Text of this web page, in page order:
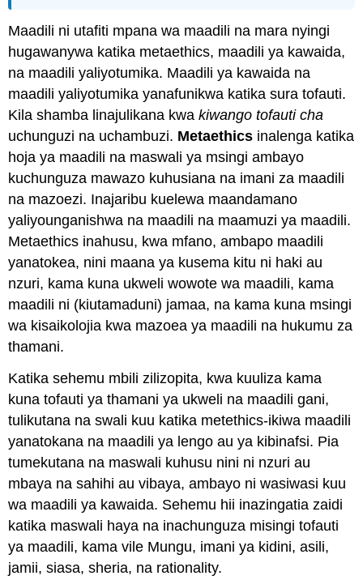
ya
Realism
Maadili
Umuhimu
wa
Azimio
la
Maadili
ya
Kimungu
na
ya
kwa
Maadili
Augustine
juu
ya
Imani
na
Tatizo
la
Euthyphro
Misingi
asili
na
ya
Binadamu
kwa
Maadili
Maadili ni utafiti mpana wa maadili na mara nyingi
hugawanywa katika metaethics, maadili ya kawaida,
na maadili yaliyotumika. Maadili ya kawaida na
maadili yaliyotumika yanafunikwa katika sura tofauti.
Kila shamba linajulikana kwakiwango tofauti cha
uchunguzi na uchambuzi. Metaethics inalenga katika
hoja ya maadili na maswali ya msingi ambayo
kuchunguza mawazo kuhusiana na imani za maadili
na mazoezi. Inajaribu kuelewa maandamano
yaliyounganishwa na maadili na maamuzi ya maadili.
Metaethics inahusu, kwa mfano, ambapo maadili
yanatokea, nini maana ya kusema kitu ni haki au
nzuri, kama kuna ukweli wowote wa maadili, kama
maadili ni (kiutamaduni) jamaa, na kama kuna msingi
wa kisaikolojia kwa mazoea ya maadili na hukumu za
thamani.
Katika sehemu mbili zilizopita, kwa kuuliza kama
kuna tofauti ya thamani ya ukweli na maadili gani,
tulikutana na swali kuu katika metethics-ikiwa maadili
yanatokana na maadili ya lengo au ya kibinafsi. Pia
tumekutana na maswali kuhusu nini ni nzuri au
mbaya na sahihi au vibaya, ambayo ni wasiwasi kuu
wa maadili ya kawaida. Sehemu hii inazingatia zaidi
katika maswali haya na inachunguza misingi tofauti
ya maadili, kama vile Mungu, imani ya kidini, asili,
jamii, siasa, sheria, na rationality.